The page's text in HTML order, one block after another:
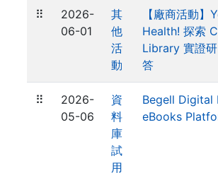
⠿
2026-
06-01
其
他
活
動
【廠商活動
Health! 探索
Library 實證
答
⠿
2026-
05-06
資
料
庫
試
用
Begell Digital
eBooks